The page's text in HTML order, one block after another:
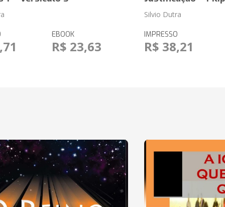
EBOOK
R$ 23,63
Silvio Dutra
IMPRESSO
R$ 38,21